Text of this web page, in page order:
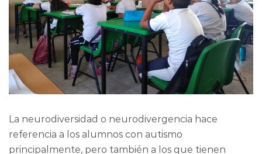
La neurodiversidad o neurodivergencia hace
referencia a los alumnos con autismo
principalmente, pero también a los que tienen